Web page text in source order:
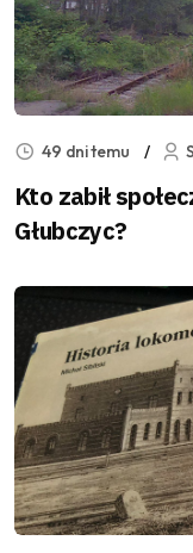
49 dni temu
Kto zabił
Głubczyc?